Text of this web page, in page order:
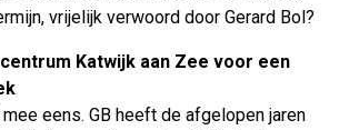
vrijelijk verwoord door Gerard Bol?
Katwijk aan Zee voor een
eens. GB heeft de afgelopen jaren